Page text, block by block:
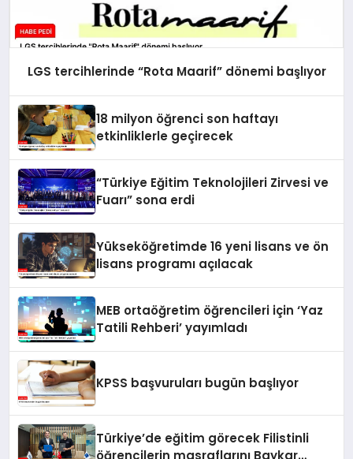
LGS tercihlerinde “Rota Maarif” dönemi başlıyor
18 milyon öğrenci son haftayı
etkinliklerle geçirecek
“Türkiye Eğitim Teknolojileri Zirvesi ve
Fuarı” sona erdi
Yükseköğretimde 16 yeni lisans ve ön
lisans programı açılacak
MEB ortaöğretim öğrencileri için ‘Yaz
Tatili Rehberi’ yayımladı
KPSS başvuruları bugün başlıyor
Türkiye’de eğitim görecek Filistinli
öğrencilerin masraflarını Baykar